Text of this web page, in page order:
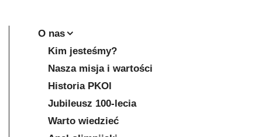
O nas
Kim jesteśmy?
Nasza misja i wartości
Historia PKOl
Jubileusz 100-lecia
Warto wiedzieć